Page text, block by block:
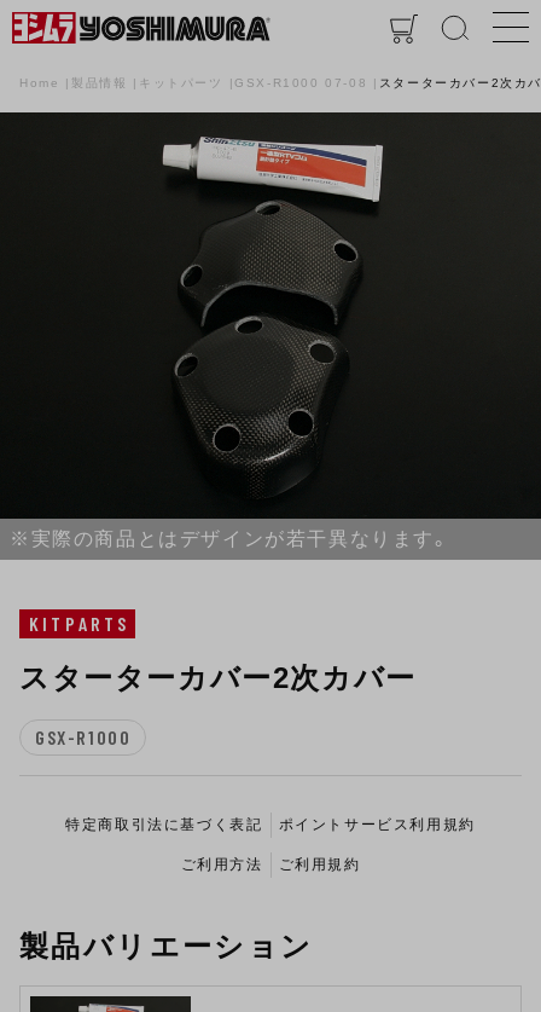
Home 製品情報 キットパーツ GSX-R1000 07-08 スターターカバー2次カ
※実際の商品とはデザインが若干異なります。
KITPARTS
スターターカバー2次カバー
GSX-R1000
特定商取引法に基づく表記 ポイントサービス利用規約
ご利用方法 ご利用規約
製品バリエーション